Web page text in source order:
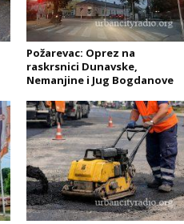
Požarevac: Oprez na
raskrsnici Dunavske,
Nemanjine i Jug Bogdanove